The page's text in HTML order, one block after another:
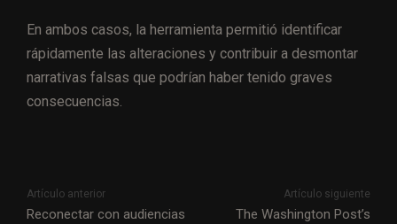
En ambos casos, la herramienta permitió identificar
rápidamente las alteraciones y contribuir a desmontar
narrativas falsas que podrían haber tenido graves
consecuencias.
Artículo anterior
Reconectar con audiencias
Artículo siguiente
The Washington Post’s